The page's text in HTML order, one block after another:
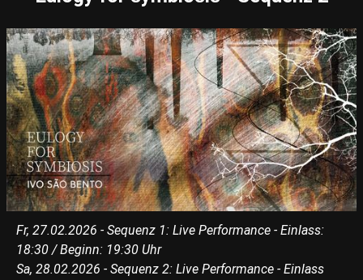
Fr, 27.02.2026 - Sequenz 1: Live Performance - Einlass:
18:30 / Beginn: 19:30 Uhr
Sa, 28.02.2026 - Sequenz 2: Live Performance - Einlass